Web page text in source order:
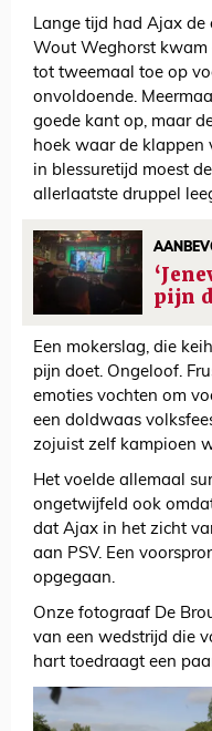
Lange tijd had Ajax de
Wout Weghorst kwam
tot tweemaal toe op
onvoldoende.
goede kant op, maar
hoek waar de klappen
in blessuretijd moest
allerlaatste druppel
pijn
Een mokerslag, die
pijn doet. Ongeloof.
emoties vochten om
een doldwaas
zojuist zelf kampioen
Het voelde allemaal
ongetwijfeld ook
dat Ajax in het zicht
aan PSV. Een
opgegaan.
Onze fotograaf De
van een wedstrijd die
hart toedraagt een